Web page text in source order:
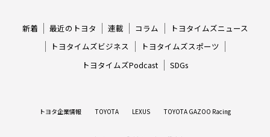
新着 最近のトヨタ 連載 コラム
トヨタイムズニュース
トヨタイムズビジネス
トヨタイムズスポーツ
トヨタイムズPodcast
SDGs
トヨタ企業情報 TOYOTA LEXUS TOYOTA GAZOO Racing